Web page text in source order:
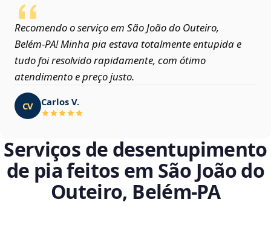
Recomendo o serviço em São João do Outeiro,
Belém‑PA! Minha pia estava totalmente entupida e
tudo foi resolvido rapidamente, com ótimo
atendimento e preço justo.
CV Carlos V.
Serviços de desentupimento
de pia feitos em São João do
Outeiro, Belém‑PA